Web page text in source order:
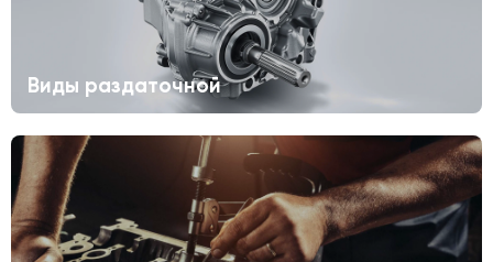
Виды раздаточной